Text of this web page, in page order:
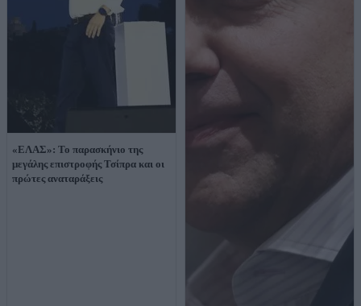
«ΕΛΑΣ»: Το παρασκήνιο της
μεγάλης επιστροφής Τσίπρα και οι
πρώτες αναταράξεις